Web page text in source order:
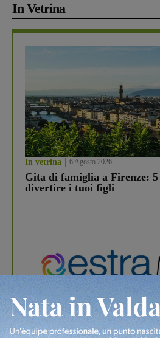
In Vetrina
In vetrina 6 Agosto 2026
Gita di famiglia a Firenze:
divertire i tuoi figli
In vetrina 3 Agosto 2026